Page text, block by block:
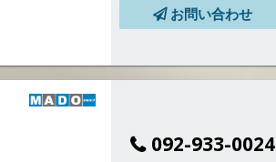
お問い合わせ
092-933-0024